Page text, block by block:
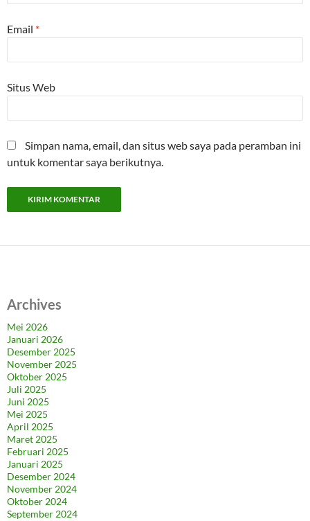
Email *
Situs Web
Simpan nama, email, dan situs web saya pada peramban ini
untuk komentar saya berikutnya.
Archives
Mei 2026
Januari 2026
Desember 2025
November 2025
Oktober 2025
Juli 2025
Juni 2025
Mei 2025
April 2025
Maret 2025
Februari 2025
Januari 2025
Desember 2024
November 2024
Oktober 2024
September 2024